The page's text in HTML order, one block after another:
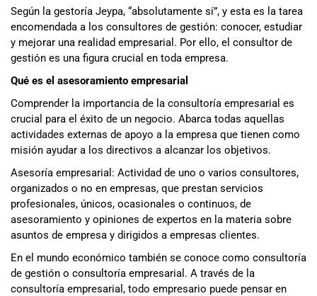
Según la gestoría Jeypa, “absolutamente sí”, y esta es la tarea
encomendada a los consultores de gestión: conocer, estudiar
y mejorar una realidad empresarial. Por ello, el consultor de
gestión es una figura crucial en toda empresa.
Qué es el asesoramiento empresarial
Comprender la importancia de la consultoría empresarial es
crucial para el éxito de un negocio. Abarca todas aquellas
actividades externas de apoyo a la empresa que tienen como
misión ayudar a los directivos a alcanzar los objetivos.
Asesoría empresarial: Actividad de uno o varios consultores,
organizados o no en empresas, que prestan servicios
profesionales, únicos, ocasionales o continuos, de
asesoramiento y opiniones de expertos en la materia sobre
asuntos de empresa y dirigidos a empresas clientes.
En el mundo económico también se conoce como consultoría
de gestión o consultoría empresarial. A través de la
consultoría empresarial, todo empresario puede pensar en